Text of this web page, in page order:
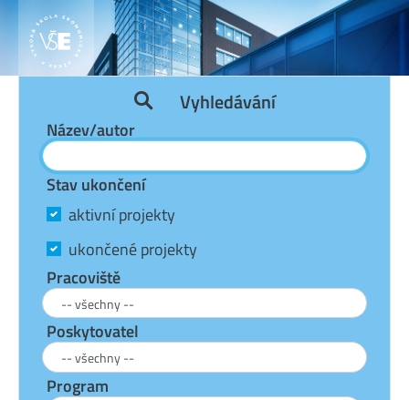
Vyhledávání
Název/autor
Stav ukončení
aktivní projekty
ukončené projekty
Pracoviště
Poskytovatel
Program